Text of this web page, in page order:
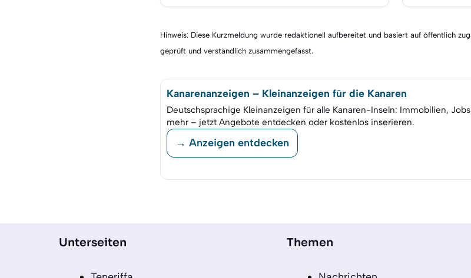
Hinweis: Diese Kurzmeldung wurde redaktionell aufbereitet und basiert auf öffentlich
geprüft und verständlich zusammengefasst.
Kanarenanzeigen – Kleinanzeigen für die Kanaren
Deutschsprachige Kleinanzeigen für alle Kanaren-Inseln: Immobilien,
mehr – jetzt Angebote entdecken oder kostenlos inserieren.
→ Anzeigen entdecken
Unterseiten Themen